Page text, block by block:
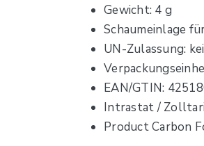
Gewicht: 4 g
Schaumeinlage
UN-Zulassung:
EAN/GTIN:
Intrastat /
Product Carbon